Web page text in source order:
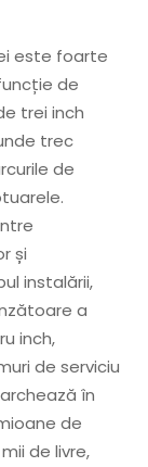
este foarte
de
trei inch
trec
de
și
instalării,
a
inch,
de serviciu
în
de
de livre,